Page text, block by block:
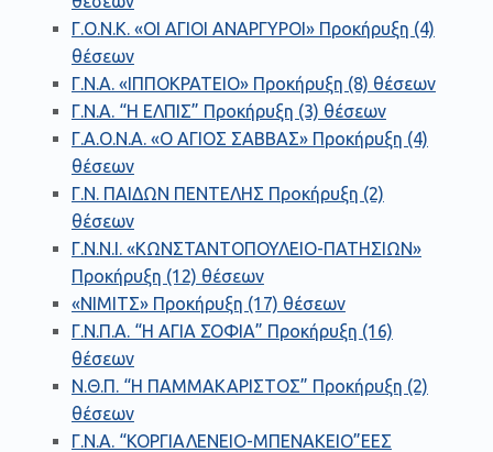
Γ.Ο.Ν.Κ. «ΟΙ ΑΓΙΟΙ ΑΝΑΡΓΥΡΟΙ» Προκήρυξη (4)
θέσεων
Γ.Ν.Α. «ΙΠΠΟΚΡΑΤΕΙΟ» Προκήρυξη (8) θέσεων
Γ.Ν.Α. “Η ΕΛΠΙΣ” Προκήρυξη (3) θέσεων
Γ.Α.Ο.Ν.Α. «Ο ΑΓΙΟΣ ΣΑΒΒΑΣ» Προκήρυξη (4)
θέσεων
Γ.Ν. ΠΑΙΔΩΝ ΠΕΝΤΕΛΗΣ Προκήρυξη (2)
θέσεων
Γ.Ν.Ν.Ι. «ΚΩΝΣΤΑΝΤΟΠΟΥΛΕΙΟ-ΠΑΤΗΣΙΩΝ»
Προκήρυξη (12) θέσεων
«ΝΙΜΙΤΣ» Προκήρυξη (17) θέσεων
Γ.Ν.Π.Α. “Η ΑΓΙΑ ΣΟΦΙΑ” Προκήρυξη (16)
θέσεων
Ν.Θ.Π. “Η ΠΑΜΜΑΚΑΡΙΣΤΟΣ” Προκήρυξη (2)
θέσεων
Γ.Ν.Α. “ΚΟΡΓΙΑΛΕΝΕΙΟ-ΜΠΕΝΑΚΕΙΟ”ΕΕΣ